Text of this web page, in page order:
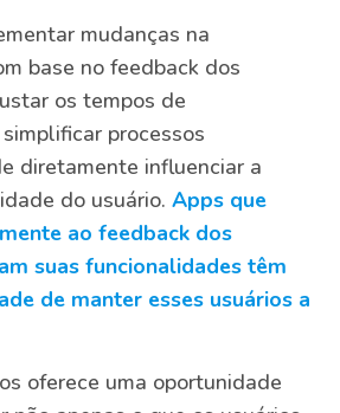
mudanças na
base no feedback dos
os tempos de
processos
diretamente influenciar a
do usuário. Apps que
ao feedback dos
suas funcionalidades têm
de manter esses usuários a
oferece uma oportunidade